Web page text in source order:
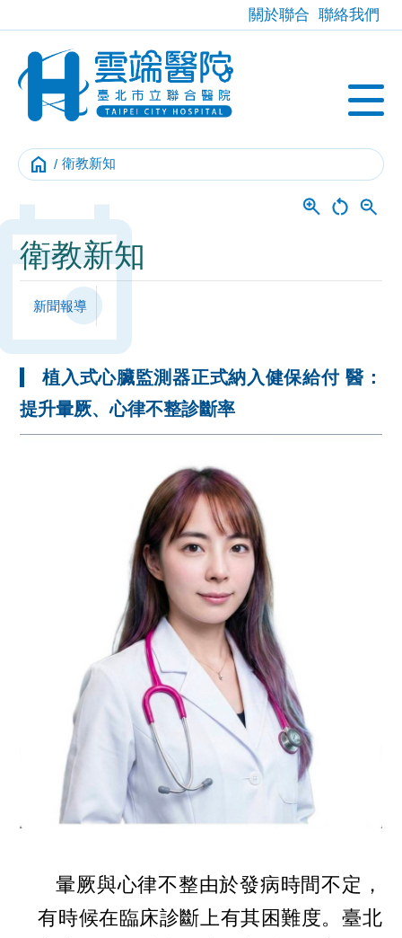
關於聯合 聯絡我們
home 衛教新知
衛教新知
新聞報導
植入式心臟監測器正式納入健保給付 醫：
提升暈厥、心律不整診斷率
暈厥與心律不整由於發病時間不定，
有時候在臨床診斷上有其困難度。臺北